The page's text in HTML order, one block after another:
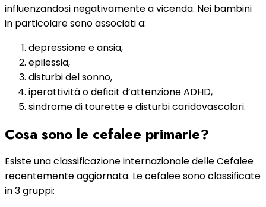
influenzandosi negativamente a vicenda. Nei bambini
in particolare sono associati a:
depressione e ansia,
epilessia,
disturbi del sonno,
iperattività o deficit d’attenzione ADHD,
sindrome di tourette e disturbi caridovascolari.
Cosa sono le cefalee primarie?
Esiste una classificazione internazionale delle Cefalee
recentemente aggiornata. Le cefalee sono classificate
in 3 gruppi: